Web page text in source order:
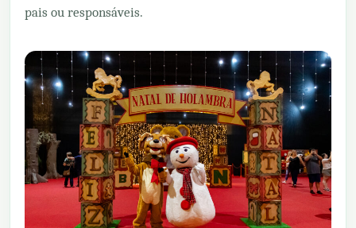
pais ou responsáveis.